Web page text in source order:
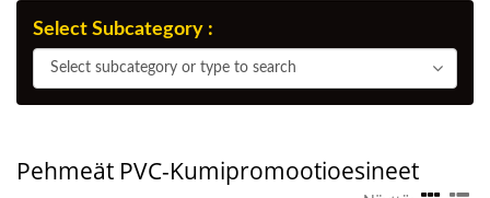
Select Subcategory :
Select subcategory or type to search
Select Subcategory :
Pehmeät PVC-Kumipromootioesineet